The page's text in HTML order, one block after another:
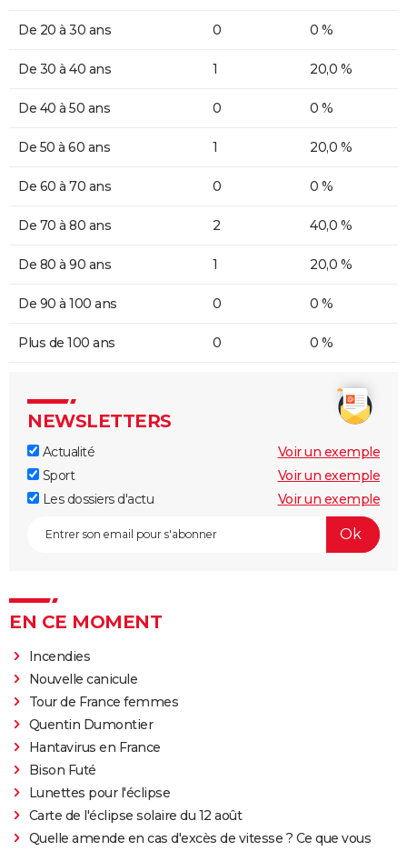
De 20 à 30 ans 0 0 %
De 30 à 40 ans 1 20,0 %
De 40 à 50 ans 0 0 %
De 50 à 60 ans 1 20,0 %
De 60 à 70 ans 0 0 %
De 70 à 80 ans 2 40,0 %
De 80 à 90 ans 1 20,0 %
De 90 à 100 ans 0 0 %
Plus de 100 ans 0 0 %
NEWSLETTERS
Actualité
Voir un exemple
Sport
Voir un exemple
Les dossiers d'actu
Voir un exemple
EN CE MOMENT
Incendies
Nouvelle canicule
Tour de France femmes
Quentin Dumontier
Hantavirus en France
Bison Futé
Lunettes pour l'éclipse
Carte de l'éclipse solaire du 12 août
Quelle amende en cas d'excès de vitesse ? Ce que vous